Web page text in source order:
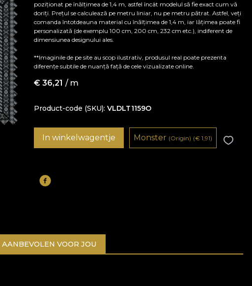
poziționat pe înălțimea de 1,4 m, astfel încât modelul să fie exact cum vă
doriți. Prețul se calculează pe metru liniar, nu pe metru pătrat. Astfel, veți
comanda întotdeauna material cu înălțimea de 1,4 m, iar lățimea poate fi
personalizată (de exemplu 100 cm, 200 cm, 232 cm etc.), indiferent de
dimensiunea designului ales.
**Imaginile de pe site au scop ilustrativ, produsul real poate prezenta
diferențe subtile de nuanță față de cele vizualizate online.
€36,21 / m
Product-code (SKU) VLDLT1159O
In winkelwagentje Monster (Origin) (€1,91)
AANBEVOLEN VOOR JOU